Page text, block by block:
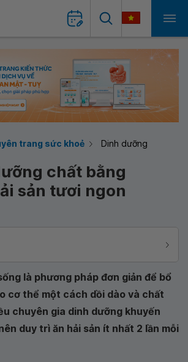
trang sức khoẻ Dinh dưỡng
chất bằng
sản tươi ngon
là phương pháp đơn giản để bổ
cơ thể một cách dồi dào và chất
chuyên gia dinh dưỡng khuyến
duy trì ăn hải sản ít nhất 2 lần mỗi